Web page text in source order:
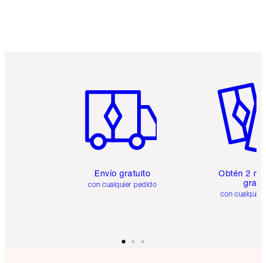
Envío gratuito
con cualquier pedido
Obtén 2
gratis
con